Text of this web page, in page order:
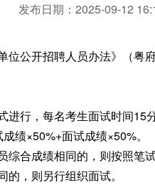
发布日期：2025-09-12
公开招聘人员办法》（粤
进行 ， 每名考生面试时间15
绩×50%+面试成绩×50%。
合成绩相同的 ， 则按照笔
的 ， 则另行组织面试。